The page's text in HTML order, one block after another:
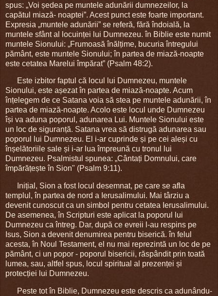
spus: „Voi ședea pe muntele adunării dumnezeilor, la
capătul miază- noaptei”. Acest punct este foarte important.
Expresia „muntele adunării” se referă, fără îndoială, la
muntele sfânt al locuinței lui Dumnezeu. în Biblie este numit
muntele Sionului: „Frumoasă înălțime, bucuria întregului
pământ, este muntele Sionului; în partea de miază-noapte
este cetatea Marelui împărat” (Psalm 48:2).
Este izbitor faptul că locul lui Dumnezeu, muntele
Sionului, este așezat în partea de miază-noapte. Acum
înțelegem de ce Satana voia să stea pe muntele adunării, în
partea de miază-noapte. Acolo este locul unde Dumnezeu
își va aduna poporul, adunarea Lui. Muntele Sionului este
un loc de siguranță. Satana vrea să distrugă adunarea sau
poporul lui Dumnezeu. El i-ar cuprinde și pe cei aleși cu
înșelătoriile sale și i-ar lua împreună cu tronul lui
Dumnezeu. Psalmistul spunea: „Cântați Domnului, care
împărățește în Sion" (Psalm 9:11).
Inițial, Sion a fost locul desemnat, pe care se afla
templul, în partea de nord a Ierusalimului. Mai târziu a
devenit cunoscut ca un simbol pentru cetatea Ierusalimului.
De asemenea, în Scripturi este aplicat la poporul lui
Dumnezeu ca întreg. Dar, după ce evreii l-au respins pe
Isus, Sion a devenit denumirea pentru biserică. în felul
acesta, în Noul Testament, el nu mai reprezintă un loc de pe
pământ, ci un popor - poporul bisericii, răspândit prin toată
lumea, sau, altfel spus, locul spiritual al prezenței și
protecției lui Dumnezeu.
Peste tot în Biblie, Dumnezeu este descris ca adunându-